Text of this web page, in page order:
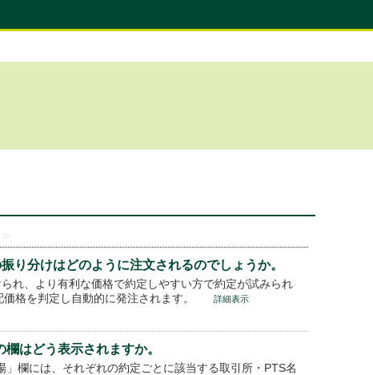
≫
り分けはどのように注文されるのでしょうか。
れ、より有利な価格で約定しやすい方で約定が試みられ
格を判定し自動的に発注されます。
詳細表示
はどう表示されますか。
欄には、それぞれの約定ごとに該当する取引所・PTS名